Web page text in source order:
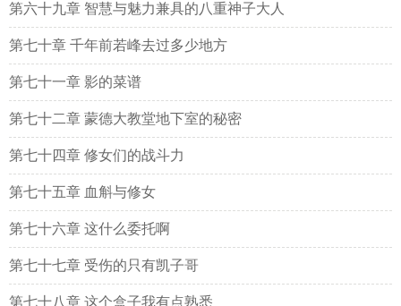
第六十九章 智慧与魅力兼具的八重神子大人
第七十章 千年前若峰去过多少地方
第七十一章 影的菜谱
第七十二章 蒙德大教堂地下室的秘密
第七十四章 修女们的战斗力
第七十五章 血斛与修女
第七十六章 这什么委托啊
第七十七章 受伤的只有凯子哥
第七十八章 这个盒子我有点熟悉